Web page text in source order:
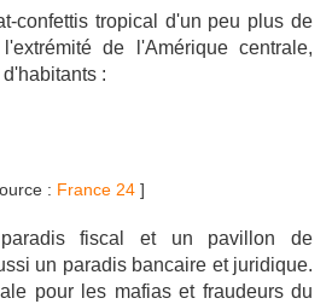
confettis tropical d'un peu plus de
de l'Amérique centrale,
:
: France 24 ]
fiscal et un pavillon de
un paradis bancaire et juridique.
pour les mafias et fraudeurs du